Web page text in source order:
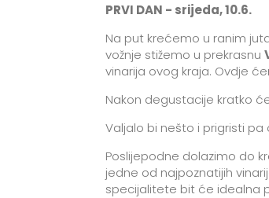
PRVI DAN - srijeda, 10.6.
Na put krećemo u ranim
vožnje stižemo u prekrasnu
vinarija ovog kraja. Ovdje
Nakon degustacije kratko
Valjalo bi nešto i prigristi
Poslijepodne dolazimo do
jedne od najpoznatijih
specijalitete bit će idealna